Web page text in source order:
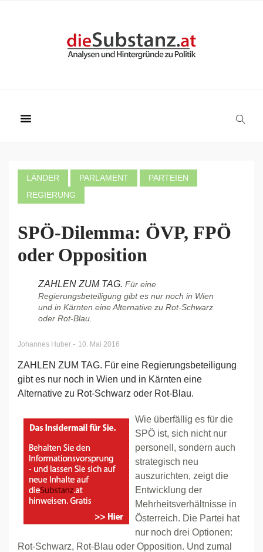
LÄNDER PARLAMENT
PARTEIEN
REGIERUNG
SPÖ-Dilemma: ÖVP, FPÖ
oder Opposition
ZAHLEN ZUM TAG. Für eine
Regierungsbeteiligung gibt es nur noch in Wien
und in Kärnten eine Alternative zu Rot-Schwarz
oder Rot-Blau.
Johannes Huber - 10. Mai 2016
ZAHLEN ZUM TAG. Für eine Regierungsbeteiligung
gibt es nur noch in Wien und in Kärnten eine
Alternative zu Rot-Schwarz oder Rot-Blau.
Wie überfällig es für die
SPÖ ist, sich nicht nur
personell, sondern auch
strategisch neu
auszurichten, zeigt die
Entwicklung der
Mehrheitsverhältnisse in
Österreich. Die Partei hat
nur noch drei Optionen:
Rot-Schwarz, Rot-Blau oder Opposition. Und zumal